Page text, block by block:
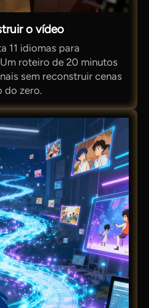
o vídeo
11 idiomas para
roteiro de 20 minutos
sem reconstruir cenas
do zero.